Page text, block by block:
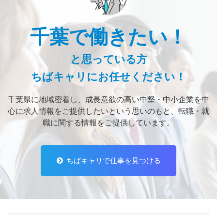
千葉で働きたい！
と思っている方
ちばキャリにお任せください！
千葉県に地域密着し、 成長意欲の高い中堅・中小企業を中
心に求人情報をご提供したいという思いのもと、 転職・就
職に関する情報をご提供しています。
ちばキャリで仕事を見つける